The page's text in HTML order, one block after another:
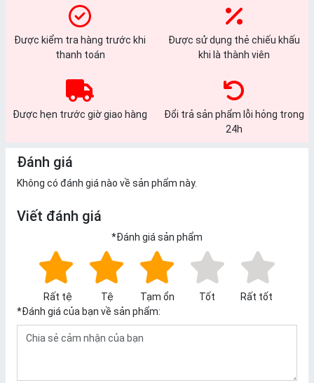
Được kiểm tra hàng trước khi
thanh toán
Được sử dụng thẻ chiếu khấu
khi là thành viên
Được hẹn trước giờ giao hàng
Đổi trả sản phẩm lỗi hỏng trong
24h
Đánh giá
Không có đánh giá nào về sản phẩm này.
Viết đánh giá
*Đánh giá sản phẩm
Rất tệ Tệ Tạm ổn Tốt
Rất tốt
*Đánh giá của bạn về sản phẩm: